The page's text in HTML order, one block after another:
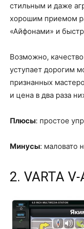
стильным и даже
хорошим приемом
«Айфонами» и
Возможно, качество
уступает дорогим
признанных
и цена в два раза
Плюсы: простое
Минусы: маловато
2. VARTA